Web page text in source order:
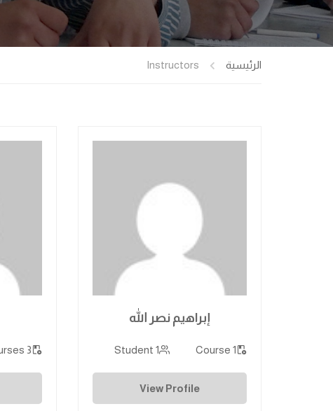
الرئيسية Instructors
إبراهيم نصر الله
1 Course
1 Student
View Profile
3 Courses